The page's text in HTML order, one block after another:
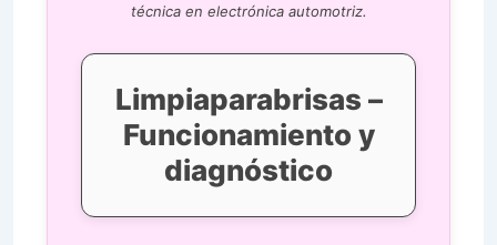
técnica en electrónica automotriz.
Limpiaparabrisas –
Funcionamiento y
diagnóstico